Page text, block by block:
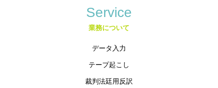
Service
業務について
データ入力
テープ起こし
裁判法廷用反訳